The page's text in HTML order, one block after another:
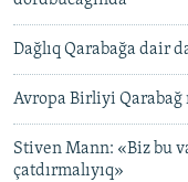
Dağlıq Qarabağa dair
Avropa Birliyi Qarabağ
Stiven Mann: «Biz bu
çatdırmalıyıq»